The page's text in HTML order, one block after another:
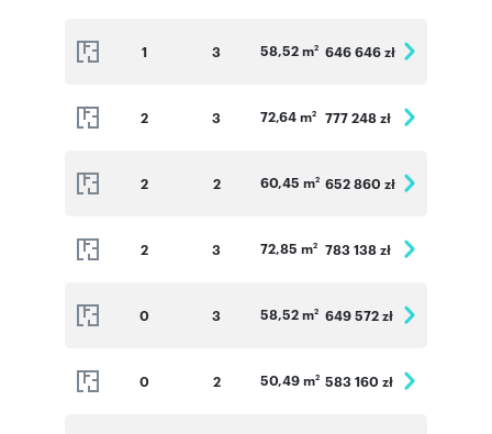
1 3 58,52 m2 646 646 zł
2 3 72,64 m2 777 248 zł
2 2 60,45 m2 652 860 zł
2 3 72,85 m2 783 138 zł
0 3 58,52 m2 649 572 zł
0 2 50,49 m2 583 160 zł